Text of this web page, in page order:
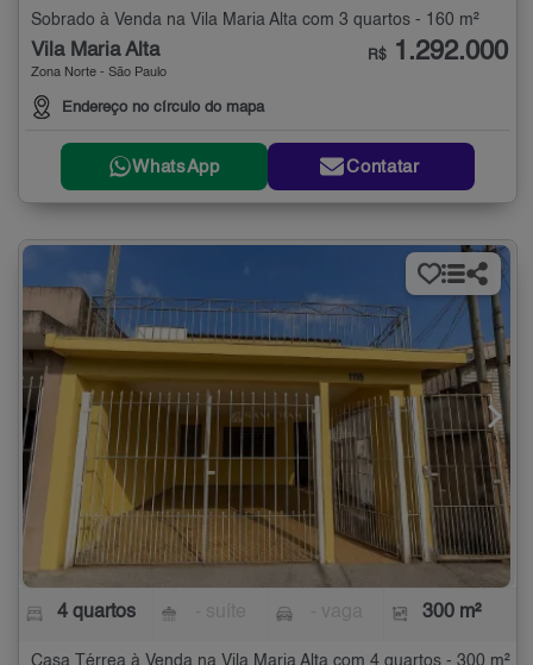
Sobrado à Venda na Vila Maria Alta com 3 quartos - 160 m²
Vila Maria Alta
Zona Norte - São Paulo
Endereço no círculo do mapa
R$ 1.292.000
WhatsApp Contatar
4 quartos 300 m²